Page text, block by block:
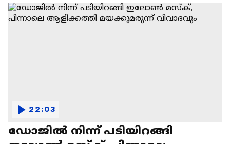
ഡോജിൽ നിന്ന് പടിയിറങ്ങി
22:03